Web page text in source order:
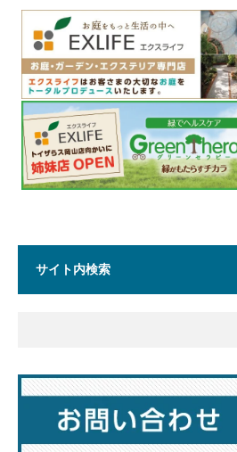
サイト内検索